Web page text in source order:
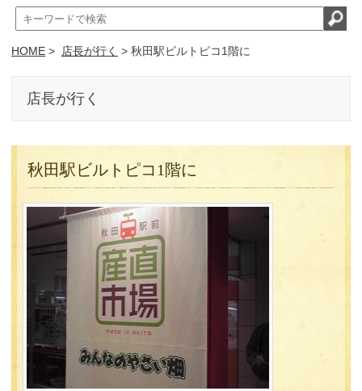
HOME > 店長が行く > 秋田駅ビルトピコ1階に
店長が行く
秋田駅ビルトピコ1階に